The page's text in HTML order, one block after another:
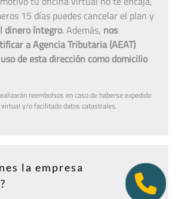
15 días puedes cancelar el plan y
dinero íntegro. Además, nos
a Agencia Tributaria (AEAT)
de esta dirección como domicilio
reembolsos en caso de haberse expedido
y/o facilitado datos catastrales.
la empresa